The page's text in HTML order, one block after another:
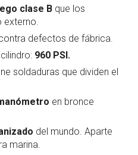
clase B que los
externo.
defectos de fábrica.
960 PSI.
soldaduras que dividen el
en bronce
del mundo. Aparte
marina.